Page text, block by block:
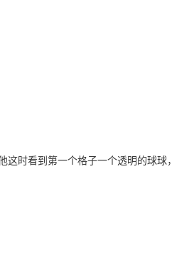
时看到第一个格子一个透明的球球，